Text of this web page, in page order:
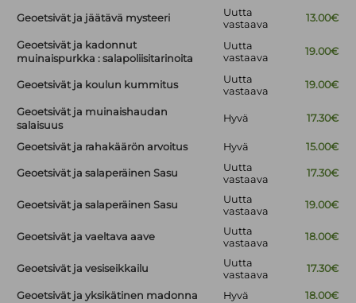
Geoetsivät ja jäätävä mysteeri
Uutta
vastaava
13.00€
Geoetsivät ja kadonnut
muinaispurkka : salapoliisitarinoita
Uutta
vastaava
19.00€
Geoetsivät ja koulun kummitus
Uutta
vastaava
19.00€
Geoetsivät ja muinaishaudan
salaisuus
Hyvä 17.30€
Geoetsivät ja rahakäärön arvoitus Hyvä 15.00€
Geoetsivät ja salaperäinen Sasu
Uutta
vastaava
17.30€
Geoetsivät ja salaperäinen Sasu
Uutta
vastaava
19.00€
Geoetsivät ja vaeltava aave
Uutta
vastaava
18.00€
Geoetsivät ja vesiseikkailu
Uutta
vastaava
17.30€
Geoetsivät ja yksikätinen madonna Hyvä
18.00€